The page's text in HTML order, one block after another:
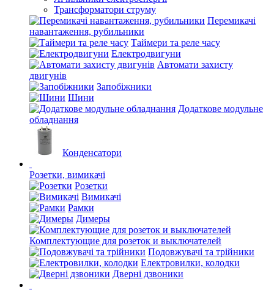
Трансформатори струму
Перемикачі
навантаження, рубильники
Таймери та реле часу
Електродвигуни
Автомати захисту
двигунів
Запобіжники
Шини
Додаткове модульне
обладнання
Конденсатори
Розетки, вимикачі
Розетки
Вимикачі
Рамки
Димеры
Комплектующие для розеток и выключателей
Подовжувачі та трійники
Електровилки, колодки
Дверні дзвоники